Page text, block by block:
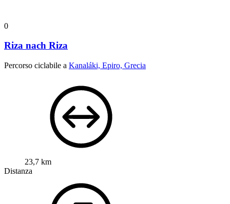
0
Riza nach Riza
Percorso ciclabile a Kanaláki, Epiro, Grecia
23,7 km
Distanza